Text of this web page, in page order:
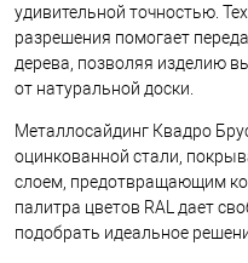
удивительной точностью.
разрешения помогает
дерева, позволяя изделию
от натуральной доски.
Металлосайдинг Квадро
оцинкованной стали,
слоем, предотвращающим
палитра цветов RAL дает
подобрать идеальное